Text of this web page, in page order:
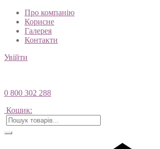
Про компанію
Корисне
Галерея
Контакти
Увійти
0 800 302 288
Кошик: